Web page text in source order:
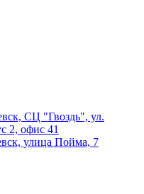
СЦ "Гвоздь", ул.
2, офис 41
улица Пойма, 7